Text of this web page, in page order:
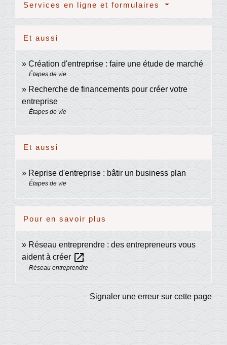
Services en ligne et formulaires
Et aussi
Création d'entreprise : faire une étude de marché
Étapes de vie
Recherche de financements pour créer votre
entreprise
Étapes de vie
Et aussi
Reprise d'entreprise : bâtir un business plan
Étapes de vie
Pour en savoir plus
Réseau entreprendre : des entrepreneurs vous
aident à créer open_in_new
Réseau entreprendre
Signaler une erreur sur cette page